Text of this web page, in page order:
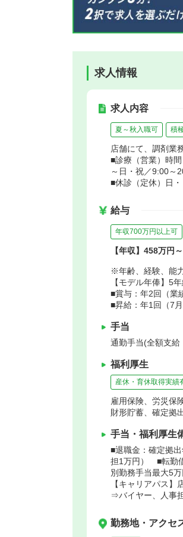
求人情報
求人内容
夏～秋入職可 積
店舗にて、調剤業
■診療（営業）時
～日・祝／9:00～
■休診（定休）日
給与
年収700万円以上可
【年収】458万円
※年齢、経験、能
【モデル年俸】5
■賞与：年2回（業
■昇給：年1回（7月
手当
通勤手当(全額支
福利厚生
産休・育休取得実績
雇用保険、労災保
財形貯蓄、確定拠
手当・福利厚生
■退職金：確定拠
担1万円） ■転勤
別勤務手当最大5
【キャリアパス
⇒バイヤー、人事
勤務地・アクセ